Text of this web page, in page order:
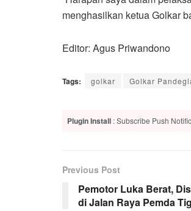
menghasilkan ketua Golkar
Editor: Agus Priwandono
Tags: golkar Golkar
Plugin Install : Subscribe Push
Previous Post
Pemotor Luka Berat,
di Jalan Raya Pemda